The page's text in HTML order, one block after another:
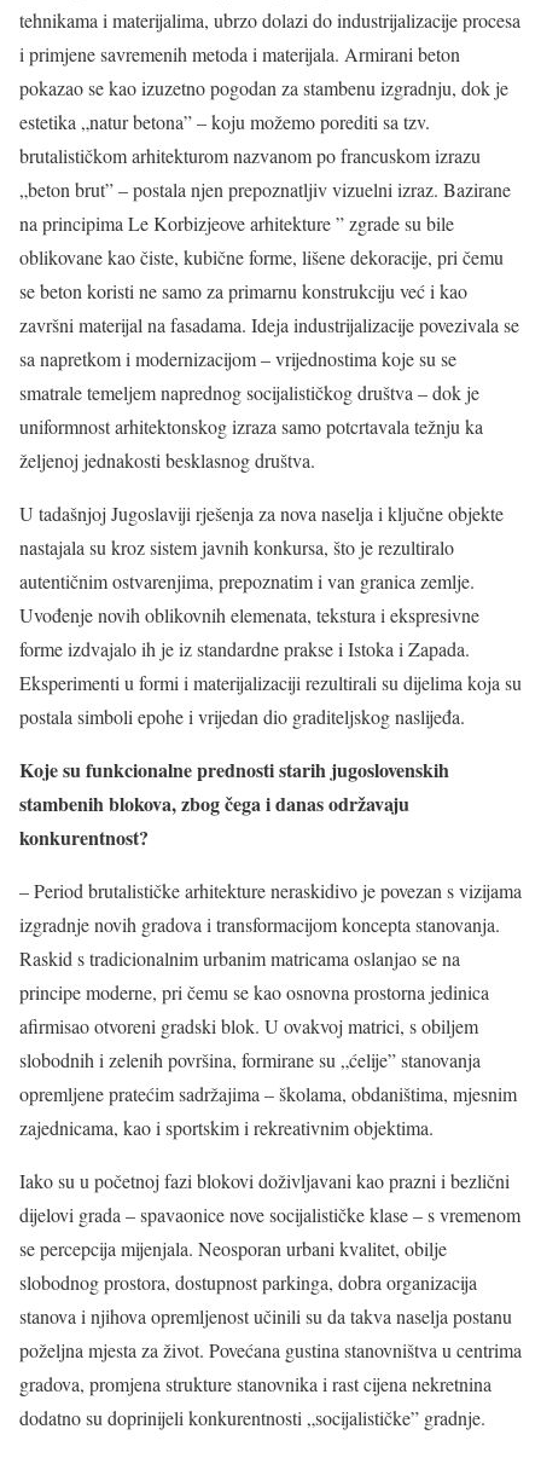
tehnikama i materijalima, ubrzo dolazi do industrijalizacije procesa
i primjene savremenih metoda i materijala. Armirani beton
pokazao se kao izuzetno pogodan za stambenu izgradnju, dok je
estetika „natur betona” – koju možemo porediti sa tzv.
brutalističkom arhitekturom nazvanom po francuskom izrazu
„beton brut” – postala njen prepoznatljiv vizuelni izraz. Bazirane
na principima Le Korbizjeove arhitekture ” zgrade su bile
oblikovane kao čiste, kubične forme, lišene dekoracije, pri čemu
se beton koristi ne samo za primarnu konstrukciju već i kao
završni materijal na fasadama. Ideja industrijalizacije povezivala se
sa napretkom i modernizacijom – vrijednostima koje su se
smatrale temeljem naprednog socijalističkog društva – dok je
uniformnost arhitektonskog izraza samo potcrtavala težnju ka
željenoj jednakosti besklasnog društva.
U tadašnjoj Jugoslaviji rješenja za nova naselja i ključne objekte
nastajala su kroz sistem javnih konkursa, što je rezultiralo
autentičnim ostvarenjima, prepoznatim i van granica zemlje.
Uvođenje novih oblikovnih elemenata, tekstura i ekspresivne
forme izdvajalo ih je iz standardne prakse i Istoka i Zapada.
Eksperimenti u formi i materijalizaciji rezultirali su dijelima koja su
postala simboli epohe i vrijedan dio graditeljskog naslijeđa.
Koje su funkcionalne prednosti starih jugoslovenskih
stambenih blokova, zbog čega i danas održavaju
konkurentnost?
– Period brutalističke arhitekture neraskidivo je povezan s vizijama
izgradnje novih gradova i transformacijom koncepta stanovanja.
Raskid s tradicionalnim urbanim matricama oslanjao se na
principe moderne, pri čemu se kao osnovna prostorna jedinica
afirmisao otvoreni gradski blok. U ovakvoj matrici, s obiljem
slobodnih i zelenih površina, formirane su „ćelije” stanovanja
opremljene pratećim sadržajima – školama, obdaništima, mjesnim
zajednicama, kao i sportskim i rekreativnim objektima.
Iako su u početnoj fazi blokovi doživljavani kao prazni i bezlični
dijelovi grada – spavaonice nove socijalističke klase – s vremenom
se percepcija mijenjala. Neosporan urbani kvalitet, obilje
slobodnog prostora, dostupnost parkinga, dobra organizacija
stanova i njihova opremljenost učinili su da takva naselja postanu
poželjna mjesta za život. Povećana gustina stanovništva u centrima
gradova, promjena strukture stanovnika i rast cijena nekretnina
dodatno su doprinijeli konkurentnosti „socijalističke” gradnje.